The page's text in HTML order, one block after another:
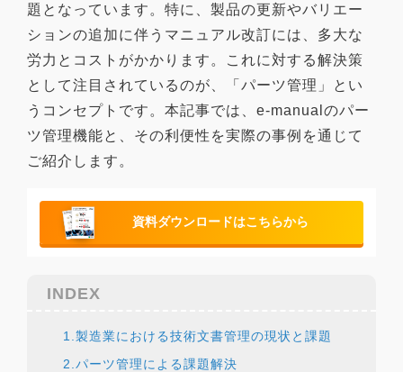
題となっています。特に、製品の更新やバリエー
ションの追加に伴うマニュアル改訂には、多大な
労力とコストがかかります。これに対する解決策
として注目されているのが、「パーツ管理」とい
うコンセプトです。本記事では、e-manualのパー
ツ管理機能と、その利便性を実際の事例を通じて
ご紹介します。
資料ダウンロードはこちらから
INDEX
1.製造業における技術文書管理の現状と課題
2.パーツ管理による課題解決